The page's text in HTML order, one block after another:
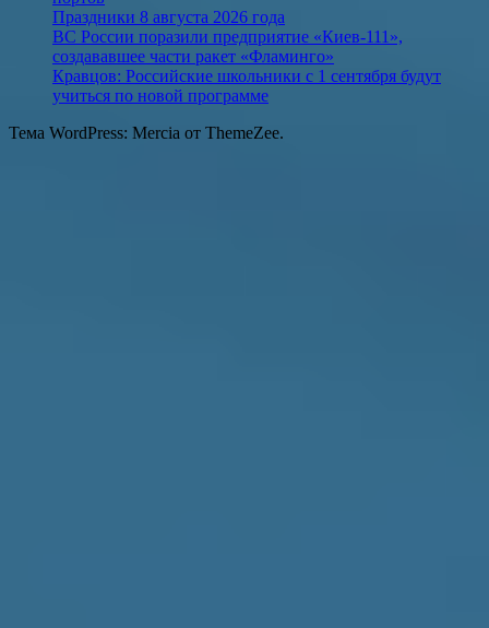
Праздники 8 августа 2026 года
ВС России поразили предприятие «Киев-111»,
создававшее части ракет «Фламинго»
Кравцов: Российские школьники с 1 сентября будут
учиться по новой программе
Тема WordPress: Mercia от ThemeZee.